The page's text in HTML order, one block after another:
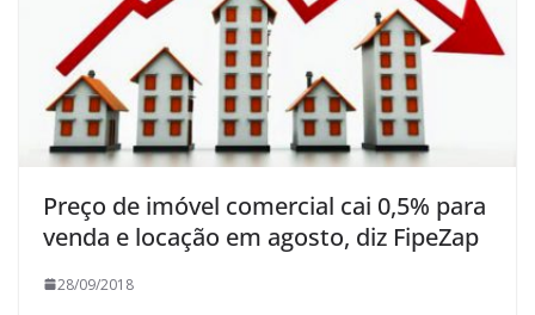
Preço de imóvel comercial cai 0,5% para
venda e locação em agosto, diz FipeZap
28/09/2018